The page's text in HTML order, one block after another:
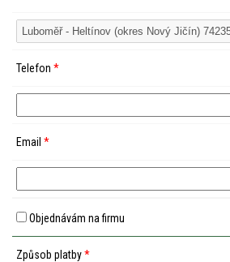
Telefon *
Email *
Objednávám na firmu
Způsob platby*